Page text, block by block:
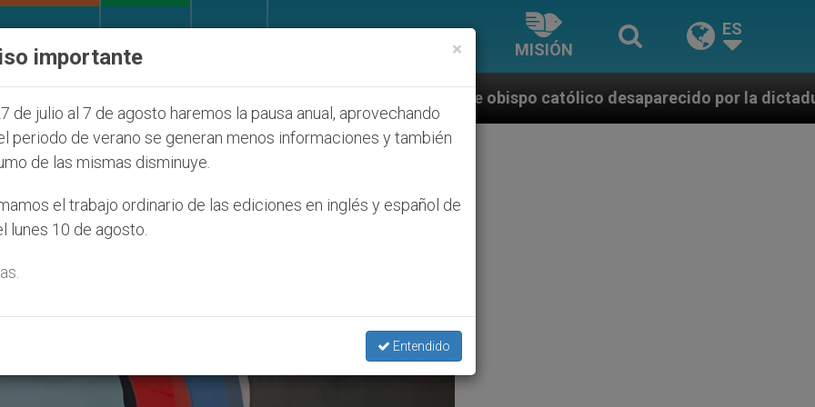
MISIÓN
ES
ONU se pronuncia ante caso de obispo católico desaparecido por la dictadura nicaragüense
George Perry Floyd’
×
importante
de julio al 7 de agosto haremos la pausa anual, aprovechando
periodo de verano se generan menos informaciones y también
de las mismas disminuye.
el trabajo ordinario de las ediciones en inglés y español de
lunes 10 de agosto.
Entendido